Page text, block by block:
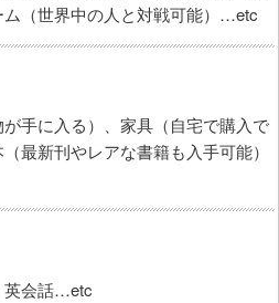
（世界中の人と対戦可能）…etc
手に入る）、家具（自宅で購入で
最新刊やレアな書籍も入手可能）
英会話…etc